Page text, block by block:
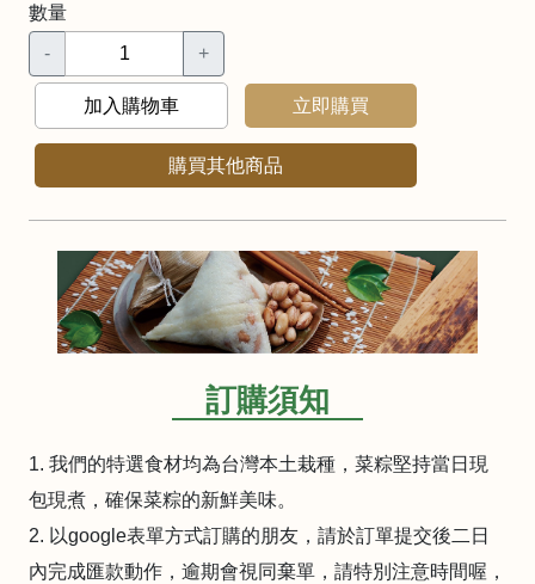
數量
-
+
加入購物車 立即購買
購買其他商品
訂購須知
1. 我們的特選食材均為台灣本土栽種，菜粽堅持當日現
包現煮，確保菜粽的新鮮美味。
2. 以google表單方式訂購的朋友，請於訂單提交後二日
內完成匯款動作，逾期會視同棄單，請特別注意時間喔，